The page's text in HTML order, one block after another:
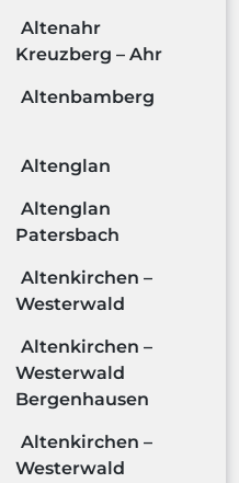
Altenahr
Kreuzberg – Ahr
Altenbamberg
Altenglan
Altenglan
Patersbach
Altenkirchen –
Westerwald
Altenkirchen –
Westerwald
Bergenhausen
Altenkirchen –
Westerwald